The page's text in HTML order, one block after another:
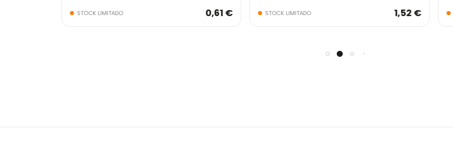
STOCK LIMITADO 0,61 € STOCK LIMITADO 1,52 €